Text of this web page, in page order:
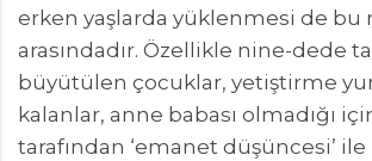
erken yaşlarda yüklenmesi de bu
arasındadır. Özellikle nine-dede
büyütülen çocuklar, yetiştirme
kalanlar, anne babası olmadığı
tarafından ‘emanet düşüncesi’